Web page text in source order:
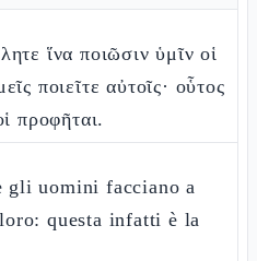
ἵνα ποιῶσιν ὑμῖν οἱ
ποιεῖτε αὐτοῖς· οὗτος
προφῆται.
gli uomini facciano a
questa infatti è la